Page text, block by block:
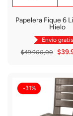
Papelera Fique 6
Hielo
Envío gratis
$49.900,00
-31%